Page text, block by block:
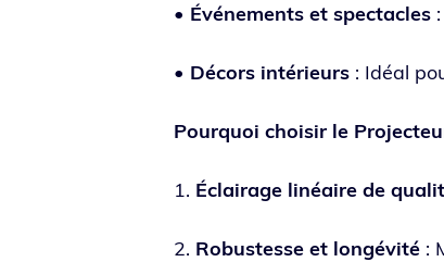
• Événements et spec­tacles
• Décors inté­rieurs : Idéal
Pourquoi choi­sir le
1. Éclairage linéaire de
2. Robustesse et lon­gé­vi­té :